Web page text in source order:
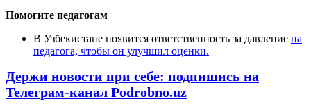
Помогите педагогам
В Узбекистане появится ответственность за давление на
педагога, чтобы он улучшил оценки.
Держи новости при себе: подпишись на
Телеграм-канал Podrobno.uz